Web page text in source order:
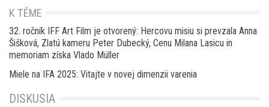
K TÉME
32. ročník IFF Art Film je otvorený: Hercovu misiu si prevzala Anna
Šišková, Zlatú kameru Peter Dubecký, Cenu Milana Lasicu in
memoriam získa Vlado Müller
Miele na IFA 2025: Vitajte v novej dimenzii varenia
DISKUSIA